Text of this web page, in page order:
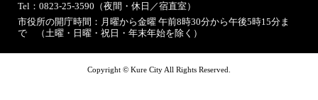
Tel：0823-25-3590（夜間・休日／宿直室）
市役所の開庁時間：月曜から金曜 午前8時30分から午後5時15分ま
で （土曜・日曜・祝日・年末年始を除く）
Copyright © Kure City All Rights Reserved.